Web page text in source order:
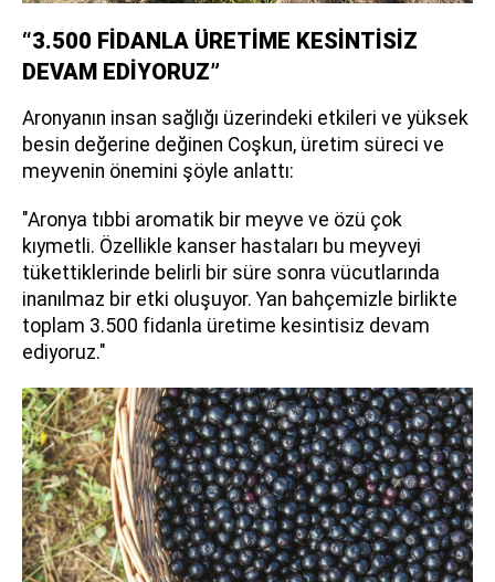
“3.500 FİDANLA ÜRETİME KESİNTİSİZ
DEVAM EDİYORUZ”
Aronyanın insan sağlığı üzerindeki etkileri ve yüksek
besin değerine değinen Coşkun, üretim süreci ve
meyvenin önemini şöyle anlattı:
"Aronya tıbbi aromatik bir meyve ve özü çok
kıymetli. Özellikle kanser hastaları bu meyveyi
tükettiklerinde belirli bir süre sonra vücutlarında
inanılmaz bir etki oluşuyor. Yan bahçemizle birlikte
toplam 3.500 fidanla üretime kesintisiz devam
ediyoruz."